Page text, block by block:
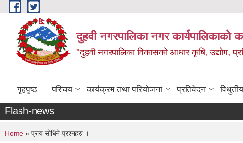
Skip to main content
दुहवी नगरपालिका नगर कार्यपालिकाको
"दुहवी नगरपालिका विकासको आधार कृषि, उद्योग,
गृहपृष्ठ परिचय कार्यक्रम तथा परियोजना प्रतिवेदन
Flash-news
You are here
Home » प्राय सोधिने प्रश्नहरु ।